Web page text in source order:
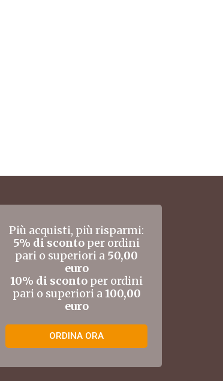
Più acquisti, più risparmi:
5% di sconto per ordini
pari o superiori a 50,00
euro
10% di sconto per ordini
pari o superiori a100,00
euro
ORDINA ORA